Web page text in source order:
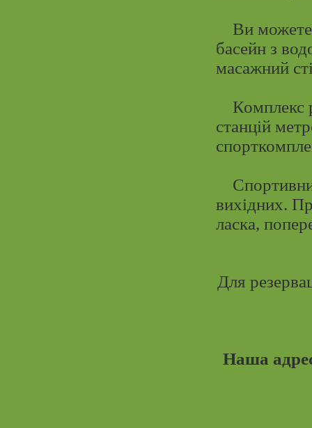
Ви можете
басейн з
масажний
Комплекс
станцій
вихідних.
ласка,
Для
Наша